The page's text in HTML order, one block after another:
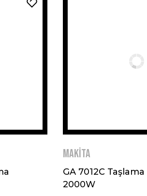
MAKİTA
GA 7012C
2000W